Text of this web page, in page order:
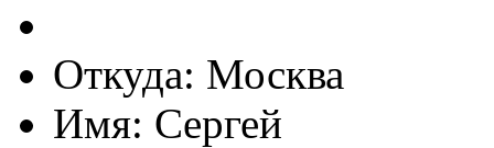
Откуда: Москва
Имя: Сергей